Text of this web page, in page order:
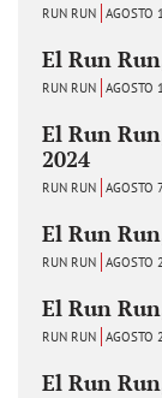
RUN RUN AGOSTO
El Run
RUN RUN AGOSTO
El Run
2024
RUN RUN AGOSTO
El Run
RUN RUN AGOSTO
El Run
RUN RUN AGOSTO
El Run